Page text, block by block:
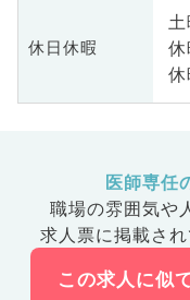
休日休暇
医師専任
職場の雰囲気や
求人票に掲載さ
この求人に似